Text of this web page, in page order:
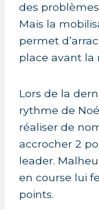
des
Mais la
permet
place avant la
Lors de la
rythme de
réaliser de
accrocher 2
leader.
en course lui
points.